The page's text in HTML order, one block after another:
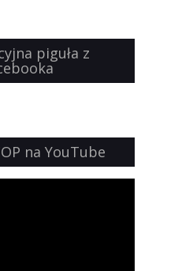
piguła z
na YouTube